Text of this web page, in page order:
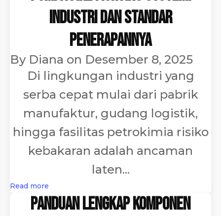
Industri dan Standar
Penerapannya
By Diana on Desember 8, 2025
Di lingkungan industri yang
serba cepat mulai dari pabrik
manufaktur, gudang logistik,
hingga fasilitas petrokimia risiko
kebakaran adalah ancaman
laten...
Read more
Panduan Lengkap Komponen